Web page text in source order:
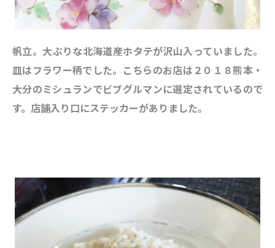
帆立。大ぶりな北海道産ホタテが沢山入っていました。
皿はフラワー柄でした。こちらのお店は２０１８熊本・
大分のミシュランでビブグルマンに選定されているので
す。店舗入り口にステッカーがありました。